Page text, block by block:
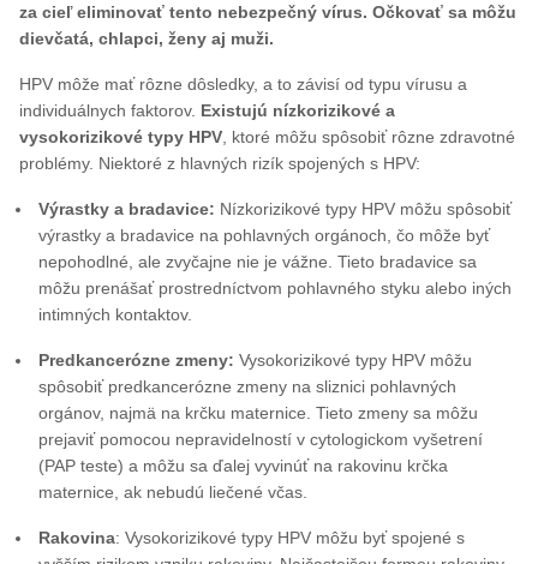
za cieľ eliminovať tento nebezpečný vírus. Očkovať sa môžu
dievčatá, chlapci, ženy aj muži.
HPV môže mať rôzne dôsledky, a to závisí od typu vírusu a
individuálnych faktorov. Existujú nízkorizikové a
vysokorizikové typy HPV , ktoré môžu spôsobiť rôzne zdravotné
problémy. Niektoré z hlavných rizík spojených s HPV:
Výrastky a bradavice: Nízkorizikové typy HPV môžu spôsobiť
výrastky a bradavice na pohlavných orgánoch, čo môže byť
nepohodlné, ale zvyčajne nie je vážne. Tieto bradavice sa
môžu prenášať prostredníctvom pohlavného styku alebo iných
intimných kontaktov.
Predkancerózne zmeny: Vysokorizikové typy HPV môžu
spôsobiť predkancerózne zmeny na sliznici pohlavných
orgánov, najmä na krčku maternice. Tieto zmeny sa môžu
prejaviť pomocou nepravidelností v cytologickom vyšetrení
(PAP teste) a môžu sa ďalej vyvinúť na rakovinu krčka
maternice, ak nebudú liečené včas.
Rakovina: Vysokorizikové typy HPV môžu byť spojené s